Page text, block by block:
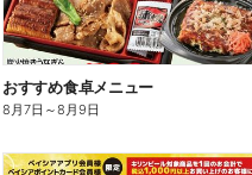
おすすめ食卓メニュー
8月7日 ～8月9日